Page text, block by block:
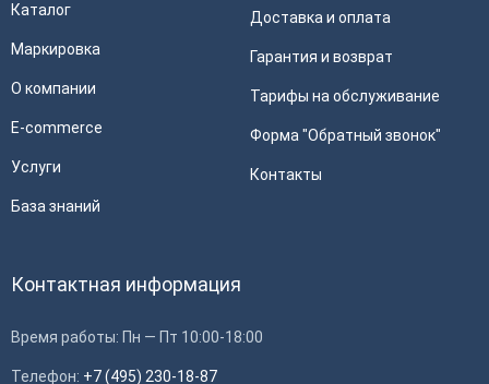
Каталог
Маркировка
О компании
E-commerce
Услуги
База знаний
Доставка и оплата
Гарантия и возврат
Тарифы на обслуживание
Форма "Обратный звонок"
Контакты
Контактная информация
Время работы: Пн — Пт 10:00-18:00
Телефон: +7 (495) 230-18-87